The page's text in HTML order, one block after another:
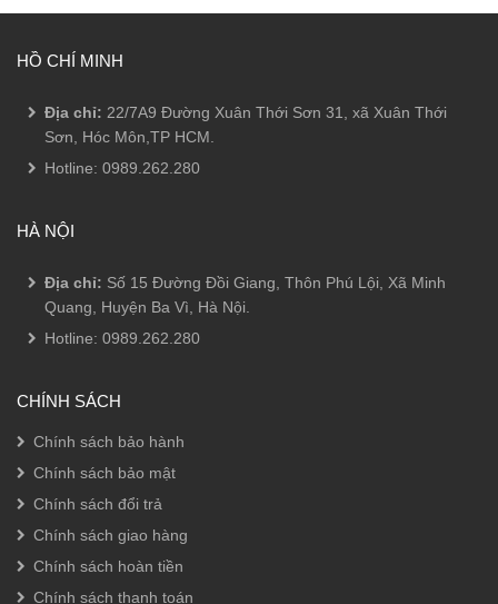
HỒ CHÍ MINH
Địa chỉ: 22/7A9 Đường Xuân Thới Sơn 31, xã Xuân Thới
Sơn, Hóc Môn,TP HCM.
Hotline: 0989.262.280
HÀ NỘI
Địa chỉ: Số 15 Đường Đồi Giang, Thôn Phú Lội, Xã Minh
Quang, Huyện Ba Vì, Hà Nội.
Hotline: 0989.262.280
CHÍNH SÁCH
Chính sách bảo hành
Chính sách bảo mật
Chính sách đổi trả
Chính sách giao hàng
Chính sách hoàn tiền
Chính sách thanh toán